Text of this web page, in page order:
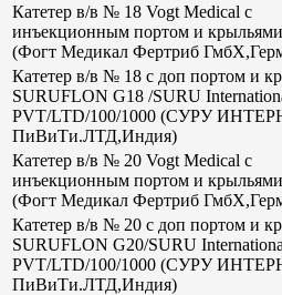
Катетер в/в № 18 Vogt Medical с
инъекционным портом и
(Фогт Медикал Фертриб
Катетер в/в № 18 с доп портом и
SURUFLON G18 /SURU
PVT/LTD/100/1000 (СУРУ
ПиВиТи.ЛТД,Индия)
Катетер в/в № 20 Vogt Medical с
инъекционным портом и
(Фогт Медикал Фертриб
Катетер в/в № 20 с доп портом и
SURUFLON G20/SURU
PVT/LTD/100/1000 (СУРУ
ПиВиТи.ЛТД,Индия)